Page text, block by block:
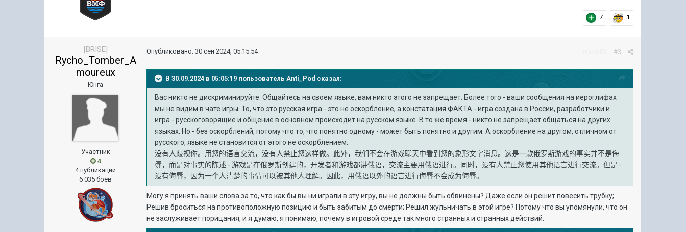
7 1
[BRISE]
Rycho_Tomber_A
moureux
Юнга
Участник
4
4 публикации
6 035 боёв
#3
Опубликовано:30 сен 2024, 05:15:54
В 30.09.2024 в 05:05:19 пользователь Anti_Pod сказал:
Вас никто не дискриминируйте. Общайтесь на своем языке, вам никто этого не запрещает. Более того - ваши сообщения на иероглифах
мы не видим в чате игры. То, что это русская игра - это не оскорбление, а констатация ФАКТА - игра создана в России, разработчики и
игра - русскоговорящие и общение в основном происходит на русском языке. В то же время - никто не запрещает общаться на других
языках. Но - без оскорблений, потому что то, что понятно одному - может быть понятно и другим. А оскорбление на другом, отличном от
русского, языке не становится от этого не оскорблением.
没有人歧视你。用您的语言交流，没有人禁止您这样做。此外，我们不会在游戏聊天中看到您的象形文字消息。这是一款俄罗斯游戏的事实并不是侮
辱，而是对事实的陈述 - 游戏是在俄罗斯创建的，开发者和游戏都讲俄语，交流主要用俄语进行。同时，没有人禁止您使用其他语言进行交流。但是 -
没有侮辱，因为一个人清楚的事情可以被其他人理解。因此，用俄语以外的语言进行侮辱不会成为侮辱。
Могу я принять ваши слова за то, что как бы вы ни играли в эту игру, вы не должны быть обвинены? Даже если он решит повесить трубку;
Решив броситься на противоположную позицию и быть забитым до смерти; Решил жульничать в этой игре? Потому что вы упомянули, что он
не заслуживает порицания, и я думаю, я понимаю, почему в игровой среде так много странных и странных действий.